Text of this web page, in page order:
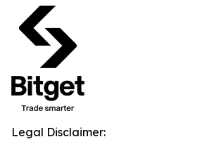
Legal Disclaimer: